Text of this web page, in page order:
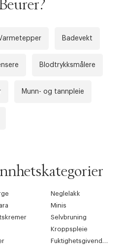
Badevekt
Blodtrykksmålere
Munn- og tannpleie
Neglelakk
Minis
Selvbruning
Kroppspleie
Fuktighetsgivende pleie